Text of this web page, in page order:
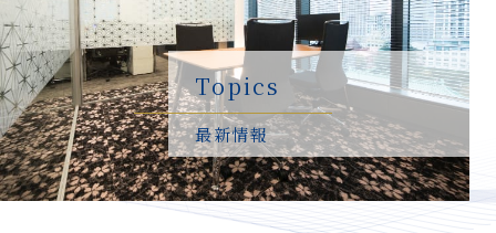
Topics
最新情報